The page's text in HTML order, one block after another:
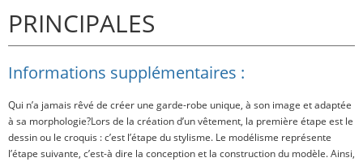
PRINCIPALES
Informations supplémentaires :
Qui n’a jamais rêvé de créer une garde-robe unique, à son image et adaptée
à sa morphologie?Lors de la création d’un vêtement, la première étape est le
dessin ou le croquis : c’est l’étape du stylisme. Le modélisme représente
l’étape suivante, c’est-à dire la conception et la construction du modèle. Ainsi,